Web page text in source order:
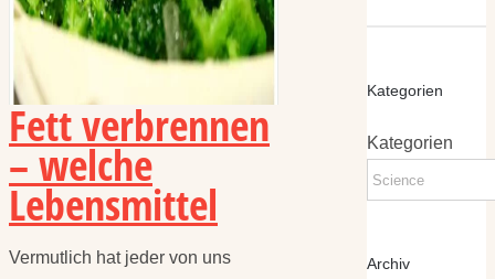
Fett verbrennen
– welche
Lebensmittel
Vermutlich hat jeder von uns
Kategorien
Kategorien
Archiv